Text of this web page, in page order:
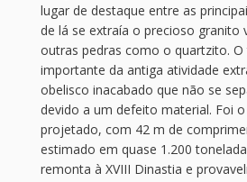
lugar de destaque entre as
de lá se extraía o precioso granito
outras pedras como o quartzito.
importante da antiga atividade
obelisco inacabado que não se
devido a um defeito material. Foi
projetado, com 42 m de
estimado em quase 1.200
remonta à XVIII Dinastia e